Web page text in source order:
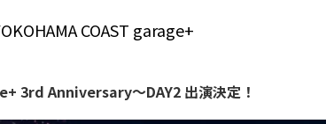
COAST garage+
3rd Anniversary〜DAY2 出演決定！